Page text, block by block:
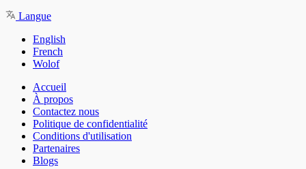
Langue
English
French
Wolof
Accueil
À propos
Contactez nous
Politique de confidentialité
Conditions d'utilisation
Partenaires
Blogs